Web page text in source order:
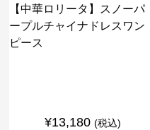
¥13,180 (税込)